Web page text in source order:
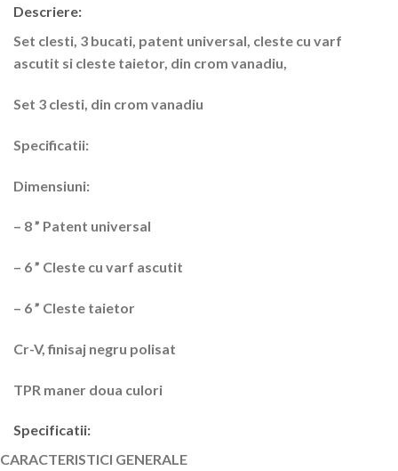
Descriere:
Set clesti, 3 bucati, patent universal, cleste cu varf
ascutit si cleste taietor, din crom vanadiu,
Set 3 clesti, din crom vanadiu
Specificatii:
Dimensiuni:
– 8 ” Patent universal
– 6 ” Cleste cu varf ascutit
– 6 ” Cleste taietor
Cr-V, finisaj negru polisat
TPR maner doua culori
Specificatii:
CARACTERISTICI GENERALE